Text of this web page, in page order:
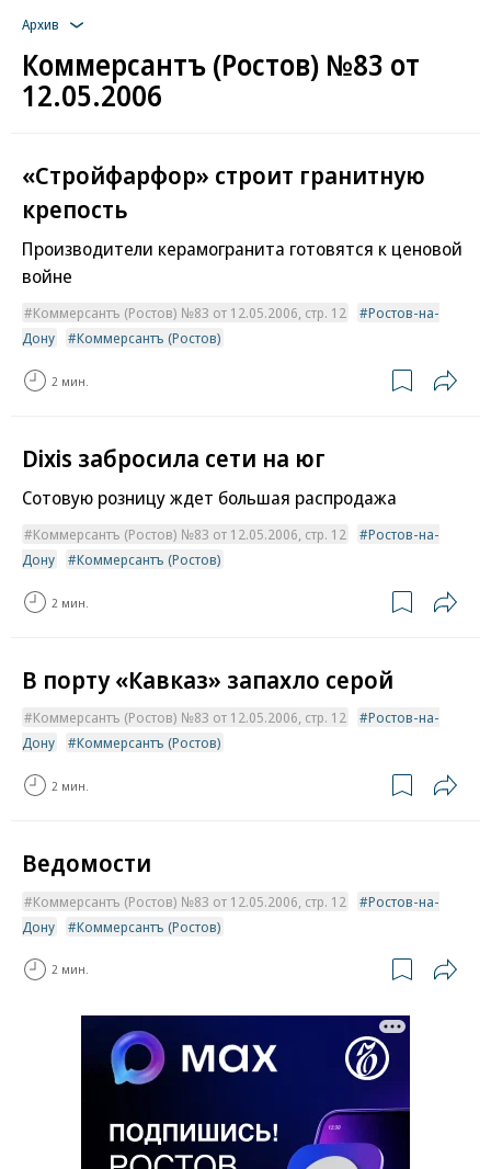
Архив
Коммерсантъ (Ростов) №83 от
12.05.2006
«Стройфарфор» строит гранитную
крепость
Производители керамогранита готовятся к ценовой
войне
Коммерсантъ (Ростов) №83 от 12.05.2006, стр. 12
Ростов-на-
Дону
Коммерсантъ (Ростов)
2 мин.
Dixis забросила сети на юг
Сотовую розницу ждет большая распродажа
Коммерсантъ (Ростов) №83 от 12.05.2006, стр. 12
Ростов-на-
Дону
Коммерсантъ (Ростов)
2 мин.
В порту «Кавказ» запахло серой
Коммерсантъ (Ростов) №83 от 12.05.2006, стр. 12
Ростов-на-
Дону
Коммерсантъ (Ростов)
2 мин.
Ведомости
Коммерсантъ (Ростов) №83 от 12.05.2006, стр. 12
Ростов-на-
Дону
Коммерсантъ (Ростов)
2 мин.